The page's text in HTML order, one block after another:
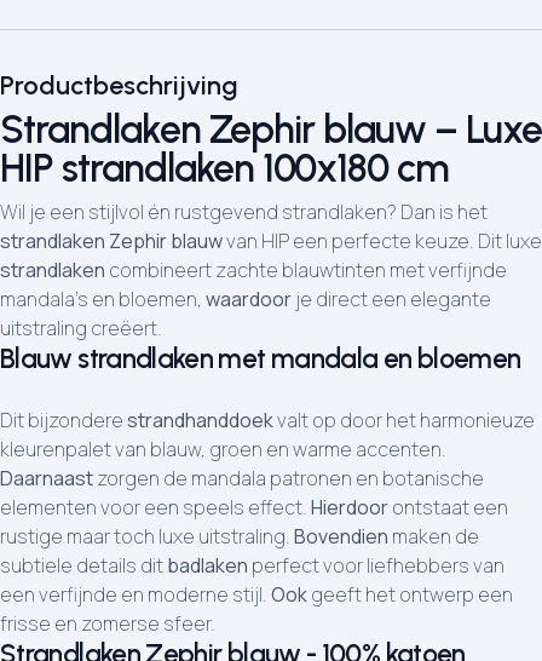
Productbeschrijving
Strandlaken Zephir blauw – Luxe
HIP strandlaken 100x180 cm
Wil je een stijlvol én rustgevend strandlaken? Dan is het
strandlaken Zephir blauwvan HIP een perfecte keuze. Dit luxe
strandlaken combineert zachte blauwtinten met verfijnde
mandala’s en bloemen, waardoor je direct een elegante
uitstraling creëert.
Blauw strandlaken met mandala en bloemen
Dit bijzonderestrandhanddoekvalt op door het harmonieuze
kleurenpalet van blauw, groen en warme accenten.
Daarnaastzorgen de mandala patronen en botanische
elementen voor een speels effect.Hierdoorontstaat een
rustige maar toch luxe uitstraling.Bovendien maken de
subtiele details ditbadlaken perfect voor liefhebbers van
een verfijnde en moderne stijl.Ookgeeft het ontwerp een
frisse en zomerse sfeer.
Strandlaken Zephir blauw - 100% katoen